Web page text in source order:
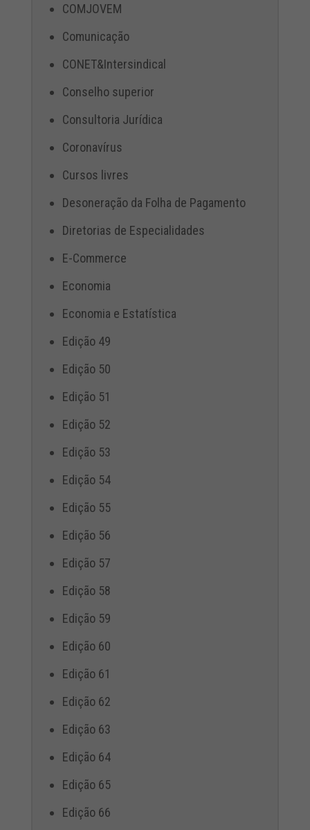
COMJOVEM
Comunicação
CONET&Intersindical
Conselho superior
Consultoria Jurídica
Coronavírus
Cursos livres
Desoneração da Folha de Pagamento
Diretorias de Especialidades
E-Commerce
Economia
Economia e Estatística
Edição 49
Edição 50
Edição 51
Edição 52
Edição 53
Edição 54
Edição 55
Edição 56
Edição 57
Edição 58
Edição 59
Edição 60
Edição 61
Edição 62
Edição 63
Edição 64
Edição 65
Edição 66